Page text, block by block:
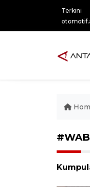
Terkini